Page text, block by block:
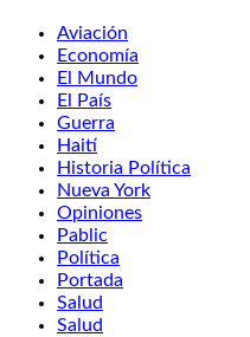
Aviación
Economía
El Mundo
El País
Guerra
Haití
Historia Política
Nueva York
Opiniones
Pablic
Política
Portada
Salud
Salud